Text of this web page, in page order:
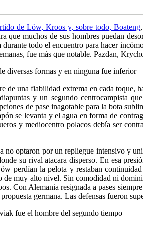
de Löw, Kroos y, sobre todo, Boateng
que muchos de sus hombres puedan
todo el encuentro para hacer
fue más que notable. Pazdan,
diversas formas y en ninguna fue inferior
de una fiabilidad extrema en cada toque,
y un segundo centrocampista
de pase inagotable para la bota
se levanta y el agua en forma de
y mediocentro polacos debía ser
no optaron por un repliegue intensivo y
su rival atacara disperso. En esa
perdían la pelota y restaban
de muy alto nivel. Sin comodidad ni
Con Alemania resignada a pases
germana. Las defensas fueron
fue el hombre del segundo tiempo